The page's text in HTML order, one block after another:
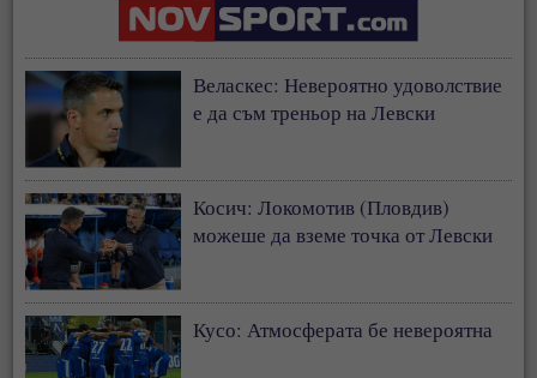
Веласкес: Невероятно удоволствие
е да съм треньор на Левски
Косич: Локомотив (Пловдив)
можеше да вземе точка от Левски
Кусо: Атмосферата бе невероятна